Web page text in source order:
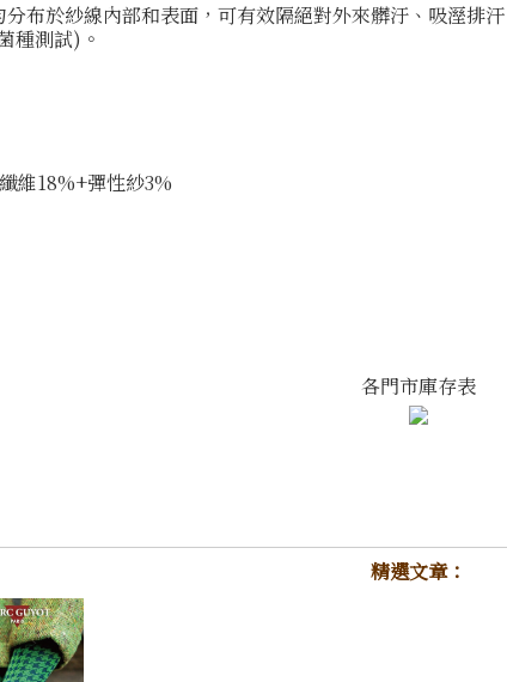
布於紗線內部和表面，可有效隔絕對外來髒汙、吸溼排
種測試)。
維18%+彈性紗3%
各門市庫存表
精選文章：